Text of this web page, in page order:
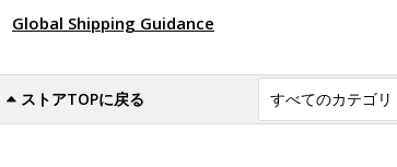
Global Shipping Guidance
ストアTOPに戻る
世界のお茶専門店ルピシア ログイン（マイページに進む）